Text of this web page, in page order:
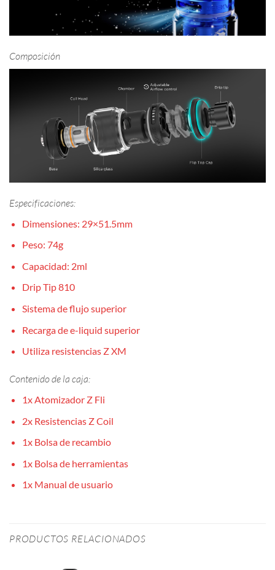
Composición
Especificaciones:
Dimensiones: 29×51.5mm
Peso: 74g
Capacidad: 2ml
Drip Tip 810
Sistema de flujo superior
Recarga de e-liquid superior
Utiliza resistencias Z XM
Contenido de la caja:
1x Atomizador Z Fli
2x Resistencias Z Coil
1x Bolsa de recambio
1x Bolsa de herramientas
1x Manual de usuario
PRODUCTOS RELACIONADOS